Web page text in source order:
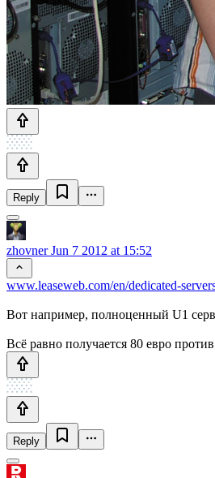
Reply
zhovnerJun 7 2012 at 15:52
www.leaseweb.com/en/dedicated-
Вот например, полноценный U1
Всё равно получается 80 евро
Reply